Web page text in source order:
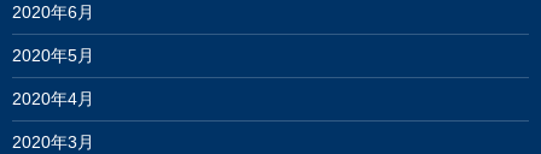
2020年6月
2020年5月
2020年4月
2020年3月